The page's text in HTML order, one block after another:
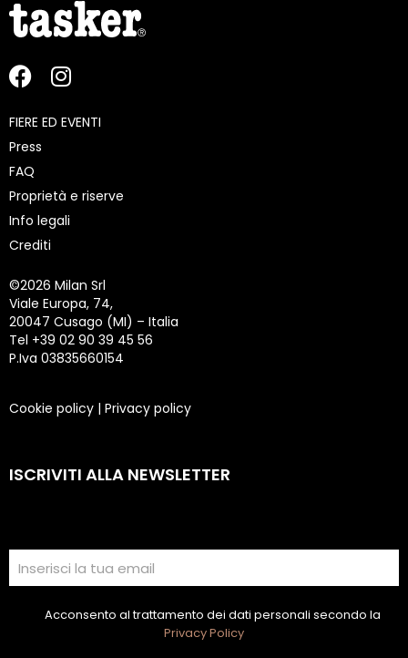
FIERE ED EVENTI
Press
FAQ
Proprietà e riserve
Info legali
Crediti
©2026 Milan Srl
Viale Europa, 74,
20047 Cusago (MI) – Italia
Tel +39 02 90 39 45 56
P.Iva 03835660154
Cookie policy | Privacy policy
ISCRIVITI ALLA NEWSLETTER
Acconsento al trattamento dei dati personali secondo la
Privacy Policy